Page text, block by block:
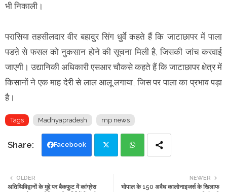
भी निकाली।
परासिया तहसीलदार वीर बहादुर सिंग धुर्वे कहते हैं कि जाटाछापर में पाला
पडऩे से फसल को नुकसान होने की सूचना मिली है, जिसकी जांच करवाई
जाएगी। उद्यानिकी अधिकारी एसआर चौकसे कहते हैं कि जाटाछापर क्षेत्र में
किसानों ने एक माह देरी से लाल आलू लगाया, जिस पर पाला का प्रभाव पड़ा
है।
Tags Madhyapradesh mp news
Facebook
ats
NEWER
भोपाल के 150 अवैध कालोनाइजर्स के खिलाफ
OLDER
अतिथिविद्वानों के मुद्दे पर बैकफुट में कांग्रेस